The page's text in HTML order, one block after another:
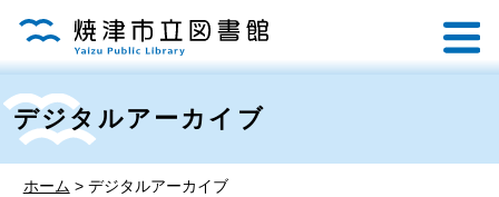
デジタルアーカイブ
ホーム > デジタルアーカイブ